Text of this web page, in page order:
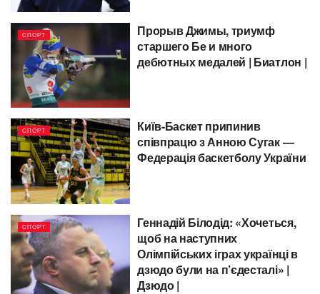
СПОРТ
Прорыв Джимы, триумф
старшего Бе и много
дебютных медалей | Биатлон |
СПОРТ
Київ-Баскет припинив
співпрацю з Анною Сугак —
Федерація баскетболу України
СПОРТ
Геннадій Білодід: «Хочеться,
щоб на наступних
Олімпійських іграх українці в
дзюдо були на п’єдесталі» |
Дзюдо |